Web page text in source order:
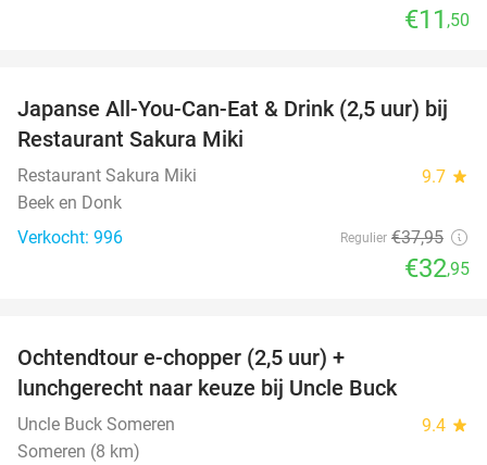
€11 ,50
13%
Japanse All-You-Can-Eat & Drink (2,5 uur) bij
Restaurant Sakura Miki
Restaurant Sakura Miki 9.7 star
Beek en Donk
Verkocht: 996
Regulier €37,95
€32,95
Ochtendtour e-chopper (2,5 uur) +
lunchgerecht naar keuze bij Uncle Buck
Uncle Buck Someren 9.4 star
Someren (8 km)